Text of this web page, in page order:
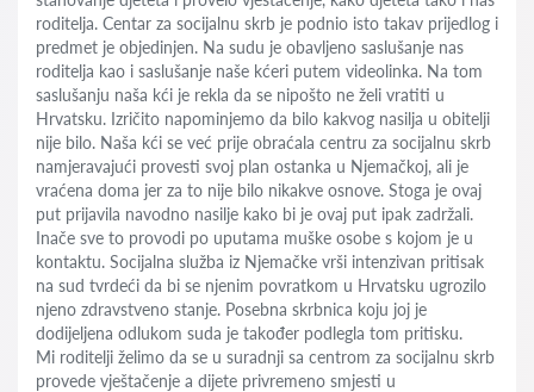
roditelja. Centar za socijalnu skrb je podnio isto takav prijedlog i
predmet je objedinjen. Na sudu je obavljeno saslušanje nas
roditelja kao i saslušanje naše kćeri putem videolinka. Na tom
saslušanju naša kći je rekla da se nipošto ne želi vratiti u
Hrvatsku. Izričito napominjemo da bilo kakvog nasilja u obitelji
nije bilo. Naša kći se već prije obraćala centru za socijalnu skrb
namjeravajući provesti svoj plan ostanka u Njemačkoj, ali je
vraćena doma jer za to nije bilo nikakve osnove. Stoga je ovaj
put prijavila navodno nasilje kako bi je ovaj put ipak zadržali.
Inače sve to provodi po uputama muške osobe s kojom je u
kontaktu. Socijalna služba iz Njemačke vrši intenzivan pritisak
na sud tvrdeći da bi se njenim povratkom u Hrvatsku ugrozilo
njeno zdravstveno stanje. Posebna skrbnica koju joj je
dodijeljena odlukom suda je također podlegla tom pritisku.
Mi roditelji želimo da se u suradnji sa centrom za socijalnu skrb
provede vještačenje a dijete privremeno smjesti u